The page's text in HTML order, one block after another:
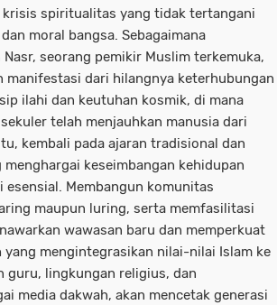
krisis spiritualitas yang tidak tertangani
moral bangsa. Sebagaimana
seorang pemikir Muslim terkemuka,
dari hilangnya keterhubungan
ilahi dan keutuhan kosmik, di mana
telah menjauhkan manusia dari
kembali pada ajaran tradisional dan
keseimbangan kehidupan
Membangun komunitas
maupun luring, serta memfasilitasi
wawasan baru dan memperkuat
yang mengintegrasikan nilai-nilai Islam ke
guru, lingkungan religius, dan
media dakwah, akan mencetak generasi